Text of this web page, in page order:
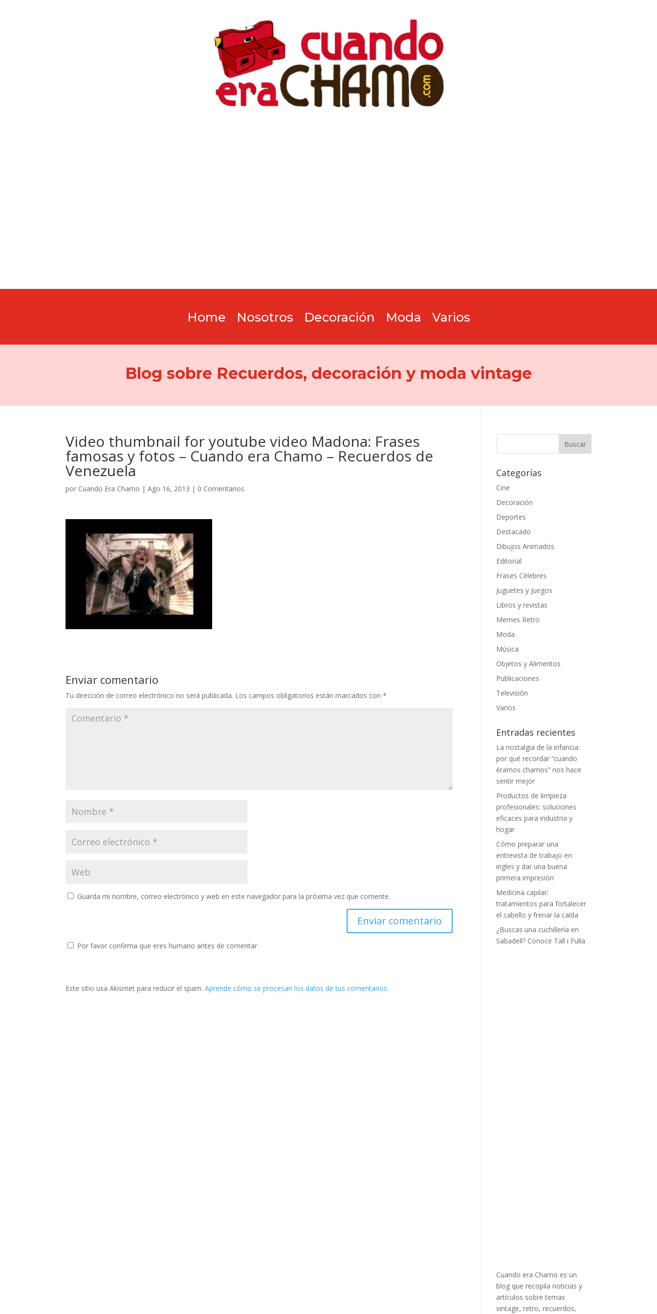
Home Nosotros Decoración Moda Varios
Blog sobre Recuerdos, decoración y moda vintage
Video thumbnail for youtube video Madona: Frases
famosas y fotos – Cuando era Chamo – Recuerdos de
Venezuela
por Cuando Era Chamo |Ago 16, 2013 | 0 Comentarios
Enviar comentario
Tu dirección de correo electrónico no será publicada. Los campos obligatorios están marcados con*
Guarda mi nombre, correo electrónico y web en este navegador para la próxima vez que comente.
Por favor confirma que eres humano antes de comentar
Este sitio usa Akismet para reducir el spam.Aprende cómo se procesan los datos de tus comentarios.
Categorías
Cine
Decoración
Deportes
Destacado
Dibujos Animados
Editorial
Frases Célebres
Juguetes y Juegos
Libros y revistas
Memes Retro
Moda
Música
Objetos y Alimentos
Publicaciones
Televisión
Varios
Entradas recientes
La nostalgia de la infancia:
por qué recordar “cuando
éramos chamos” nos hace
sentir mejor
Productos de limpieza
profesionales: soluciones
eficaces para industria y
hogar
Cómo preparar una
entrevista de trabajo en
ingles y dar una buena
primera impresión
Medicina capilar:
tratamientos para fortalecer
el cabello y frenar la caída
¿Buscas una cuchillería en
Sabadell? Conoce Tall i Fulla
Cuando era Chamo es un
blog que recopila noticias y
artículos sobre temas
vintage, retro, recuerdos,